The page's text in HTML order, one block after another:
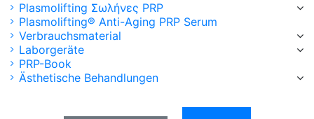
Plasmolifting Σωλήνες PRP
Plasmolifting® Anti-Aging PRP Serum
Verbrauchsmaterial
Laborgeräte
PRP-Book
Ästhetische Behandlungen